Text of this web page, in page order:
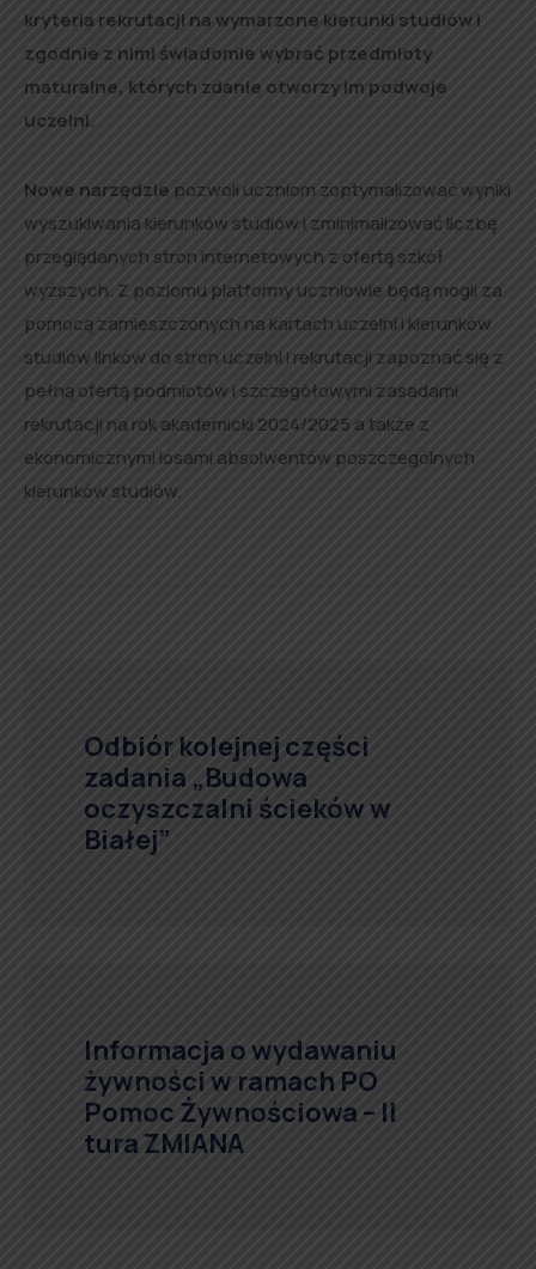
kryteria rekrutacji na wymarzone kierunki studiów i
zgodnie z nimi świadomie wybrać przedmioty
maturalne, których zdanie otworzy im podwoje
uczelni.
Nowe narzędzie pozwoli uczniom zoptymalizować wyniki
wyszukiwania kierunków studiów i zminimalizować liczbę
przeglądanych stron internetowych z ofertą szkół
wyższych. Z poziomu platformy uczniowie będą mogli za
pomocą zamieszczonych na kartach uczelni i kierunków
studiów linków do stron uczelni i rekrutacji zapoznać się z
pełną ofertą podmiotów i szczegółowymi zasadami
rekrutacji na rok akademicki 2024/2025 a także z
ekonomicznymi losami absolwentów poszczególnych
kierunków studiów.
Odbiór kolejnej części
zadania „Budowa
oczyszczalni ścieków w
Białej”
Informacja o wydawaniu
żywności w ramach PO
Pomoc Żywnościowa – II
tura ZMIANA